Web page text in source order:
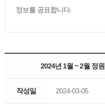
정보를 공표합니다.
2024년 1월 ~ 2월 정
작성일 2024-03-05